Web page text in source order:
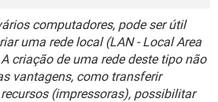
GMAIL
FACEBOOK
EXCEL
GMAIL
WHATSAPP
EXCEL
computadores, pode ser útil
uma rede local (LAN - Local Area
criação de uma rede deste tipo não
vantagens, como transferir
(impressoras), possibilitar